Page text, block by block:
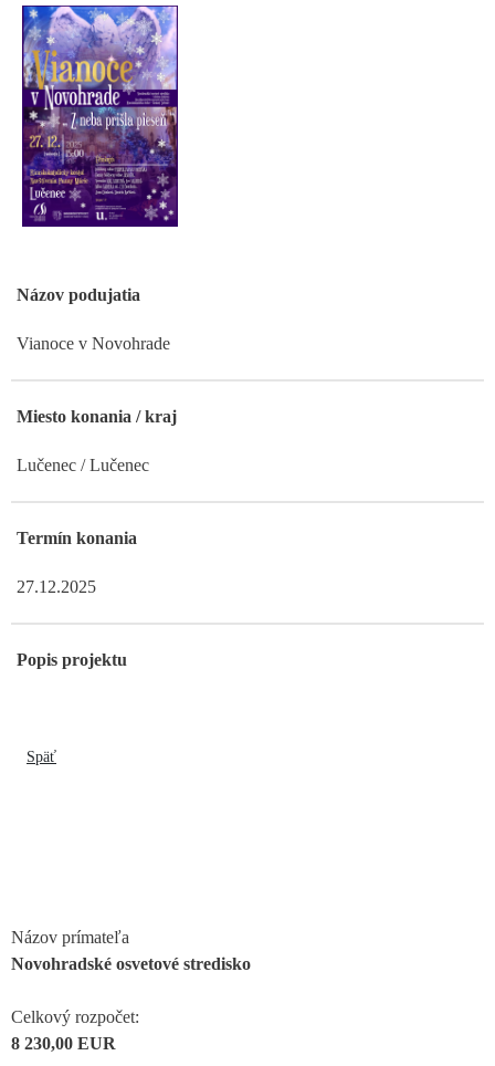
Názov podujatia
Vianoce v Novohrade
Miesto konania / kraj
Lučenec / Lučenec
Termín konania
27.12.2025
Popis projektu
Späť
Názov prímateľa
Novohradské osvetové stredisko
Celkový rozpočet:
8 230,00 EUR